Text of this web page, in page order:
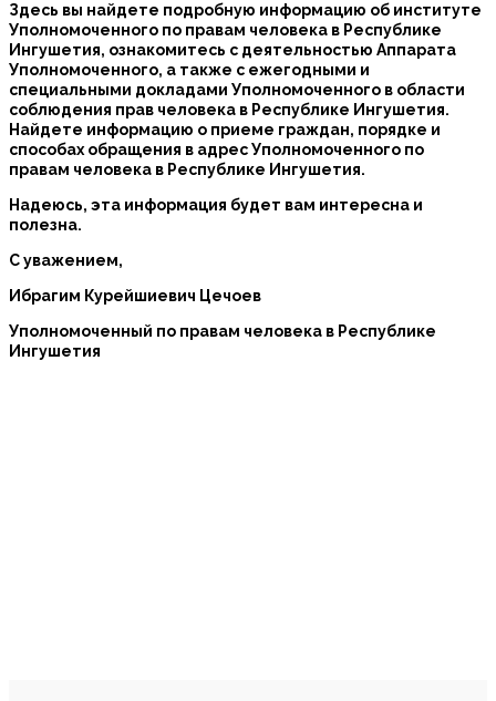
Здесь вы найдете подробную информацию об институте
Уполномоченного по правам человека в Республике
Ингушетия, ознакомитесь с деятельностью Аппарата
Уполномоченного, а также с ежегодными и
специальными докладами Уполномоченного в области
соблюдения прав человека в Республике Ингушетия.
Найдете информацию о приеме граждан, порядке и
способах обращения в адрес Уполномоченного по
правам человека в Республике Ингушетия.
Надеюсь, эта информация будет вам интересна и
полезна.
С уважением,
Ибрагим Курейшиевич Цечоев
Уполномоченный по правам человека в Республике
Ингушетия